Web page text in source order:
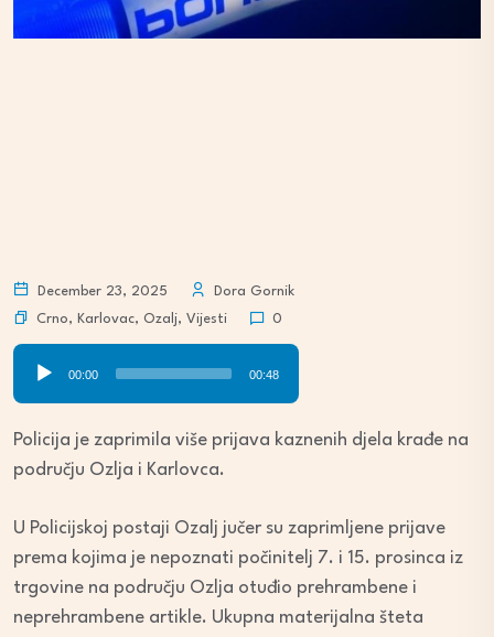
December 23, 2025
Dora Gornik
Crno, Karlovac, Ozalj, Vijesti 0
Audio
Player
00:00 00:48
Policija je zaprimila više prijava kaznenih djela krađe na
području Ozlja i Karlovca.
U Policijskoj postaji Ozalj jučer su zaprimljene prijave
prema kojima je nepoznati počinitelj 7. i 15. prosinca iz
trgovine na području Ozlja otuđio prehrambene i
neprehrambene artikle. Ukupna materijalna šteta